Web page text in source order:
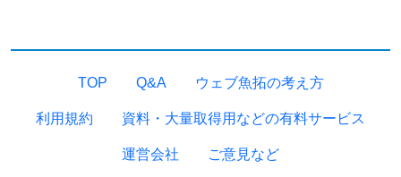
TOP Q&A ウェブ魚拓の考え方
利用規約 資料・大量取得用などの有料サービス
運営会社 ご意見など